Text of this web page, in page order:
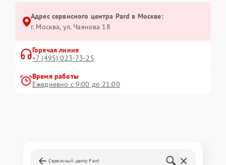
Адрес сервисного центра Pard в Москве:
г. Москва, ул. Чаянова 18
Горячая линия
+7 (495) 023-73-25
Время работы
Ежедневно с 9:00 до 21:00
Сервисный центр Pard